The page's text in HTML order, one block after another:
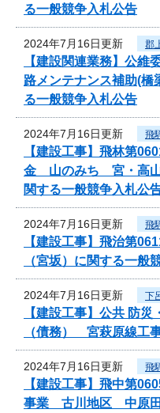
る一般競争入札公告
2024年7月16日更新 郡
【建設関連業務】公維
路メンテナンス補助(橋
る一般競争入札公告
2024年7月16日更新 飛
【建設工事】飛林第
金 山のみち 宮・高山
関する一般競争入札公
2024年7月16日更新 飛
【建設工事】飛治第
（宮坂）に関する一般
2024年7月16日更新 下
【建設工事】公共 防
（債務） 宮萩原線工
2024年7月16日更新 飛
【建設工事】飛中第
事業 古川地区 中原田